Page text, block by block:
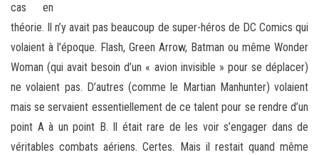
cas en
théorie. Il n’y avait pas beaucoup de super-héros de DC Comics qui
volaient à l’époque. Flash, Green Arrow, Batman ou même Wonder
Woman (qui avait besoin d’un « avion invisible » pour se déplacer)
ne volaient pas. D’autres (comme le Martian Manhunter) volaient
mais se servaient essentiellement de ce talent pour se rendre d’un
point A à un point B. Il était rare de les voir s’engager dans de
véritables combats aériens. Certes. Mais il restait quand même